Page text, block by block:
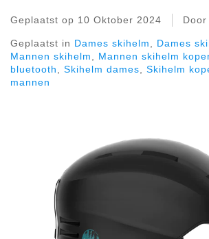
Geplaatst op 10 Oktober 2024
Geplaatst in Dames skihelm Dames
Mannen skihelm
Mannen skihelm
bluetooth
Skihelm dames Skihelm
mannen